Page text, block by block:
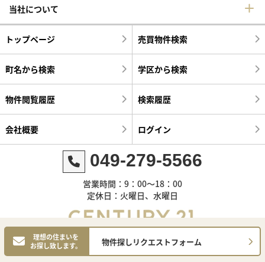
理想の住まいを
お探し致します。
物件探しリクエストフォーム
当社について
トップページ 売買物件検索
町名から検索 学区から検索
物件閲覧履歴 検索履歴
会社概要 ログイン
049-279-5566
営業時間：9：00～18：00
定休日：火曜日、水曜日
©センチュリー21明和ハウス